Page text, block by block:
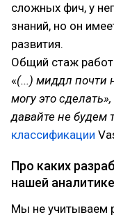
сложных фич, у
знаний, но он
развития.
Общий стаж
«(...) миддл почти
могу это
давайте не будем
классификации
Про каких
нашей аналитике
Мы не учитываем